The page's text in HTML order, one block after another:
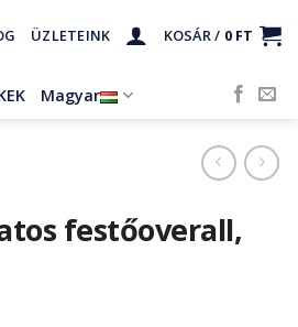
ÜZLETEINK KOSÁR / 0 FT
Magyar
festőoverall,